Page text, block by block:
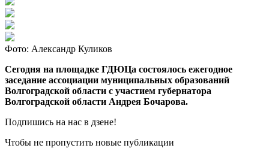
Фото: Александр Куликов
Сегодня на площадке ГДЮЦа состоялось ежегодное
заседание ассоциации муниципальных образований
Волгоградской области с участием губернатора
Волгоградской области Андрея Бочарова.
Подпишись на нас в дзене!
Чтобы не пропустить новые публикации